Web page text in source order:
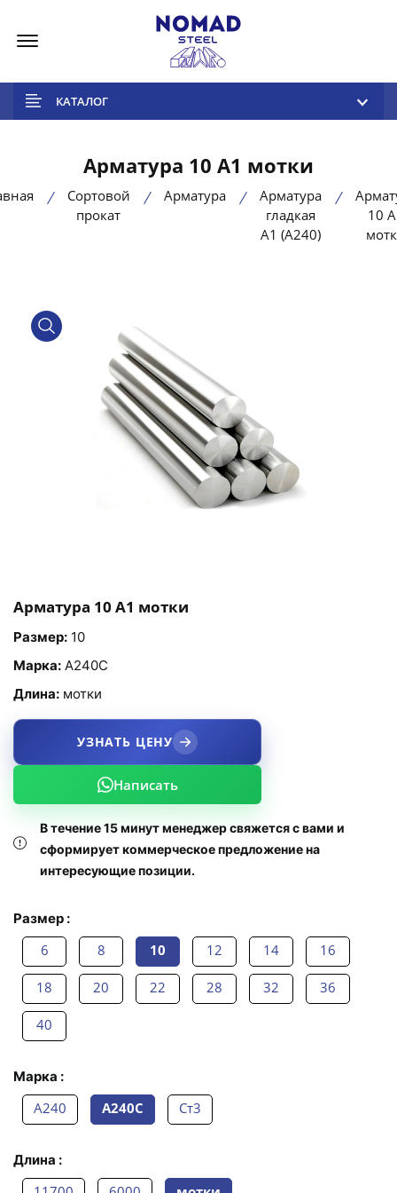
КАТАЛОГ
Арматура 10 А1 мотки
Сортовой
прокат
Арматура
Арматура
гладкая
А1 (А240)
10
product view
Арматура 10 А1 мотки
Размер: 10
Марка: А240С
Длина: мотки
УЗНАТЬ ЦЕНУ
Написать
В течение 15 минут менеджер свяжется с вами и
сформирует коммерческое предложение на
интересующие позиции.
Размер :
6 8 10 12 14 16
18 20 22 28 32 36
40
Марка :
А240 А240С Ст3
Длина :